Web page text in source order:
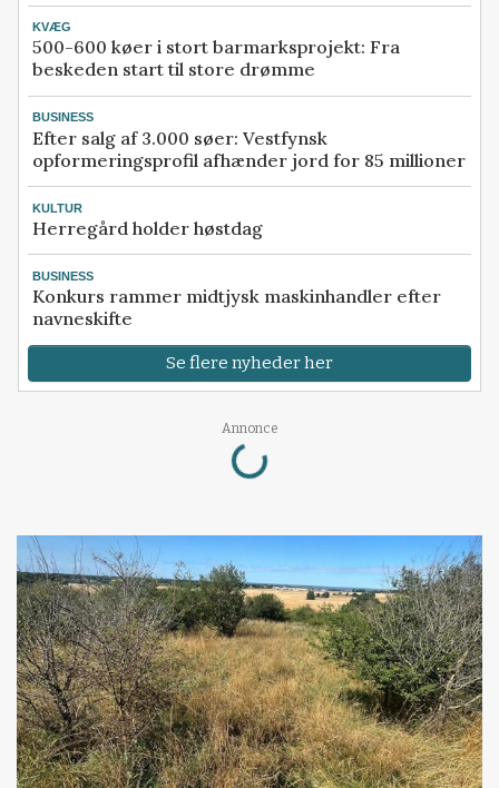
KVÆG
500-600 køer i stort barmarksprojekt: Fra
beskeden start til store drømme
BUSINESS
Efter salg af 3.000 søer: Vestfynsk
opformeringsprofil afhænder jord for 85 millioner
KULTUR
Herregård holder høstdag
BUSINESS
Konkurs rammer midtjysk maskinhandler efter
navneskifte
Se flere nyheder her
Annonce
Loading...